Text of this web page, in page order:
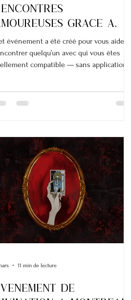
grace a
événement a été créé pour vous aider à
quelqu’un avec qui vous êtes
compatible — sans applications,
DE
11 min de lecture